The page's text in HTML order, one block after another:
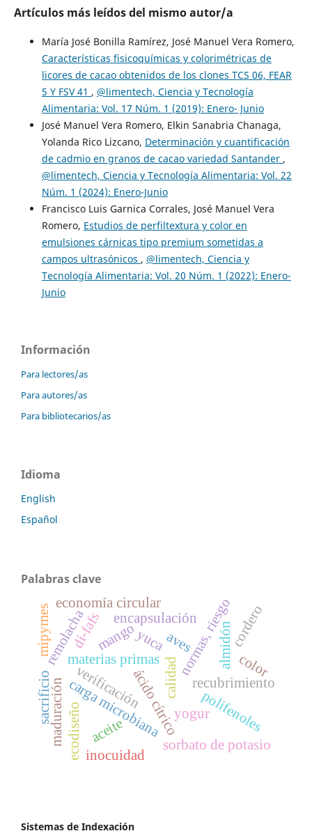
Artículos más leídos del mismo autor/a
María José Bonilla Ramírez, José Manuel Vera Romero,
Características fisicoquímicas y colorimétricas de
licores de cacao obtenidos de los clones TCS 06, FEAR
5 Y FSV 41 , @limentech, Ciencia y Tecnología
Alimentaria: Vol. 17 Núm. 1 (2019): Enero- Junio
José Manuel Vera Romero, Elkin Sanabria Chanaga,
Yolanda Rico Lizcano, Determinación y cuantificación
de cadmio en granos de cacao variedad Santander ,
@limentech, Ciencia y Tecnología Alimentaria: Vol. 22
Núm. 1 (2024): Enero-Junio
Francisco Luis Garnica Corrales, José Manuel Vera
Romero, Estudios de perfiltextura y color en
emulsiones cárnicas tipo premium sometidas a
campos ultrasónicos , @limentech, Ciencia y
Tecnología Alimentaria: Vol. 20 Núm. 1 (2022): Enero-
Junio
Información
Para lectores/as
Para autores/as
Para bibliotecarios/as
Idioma
English
Español
Palabras clave
calidad
materias primas normas, riesgo
verificaciónácido cítrico
almidón
mango
recubrimiento
sorbato de potasio
color
encapsulación
remolacha
yogur
carga microbiana
cordero
maduración
sacrificio
aceite polifenoles
ecodiseño
mipymes
economía circular
aves
inocuidad
yuca
di-fafs
Sistemas de Indexación